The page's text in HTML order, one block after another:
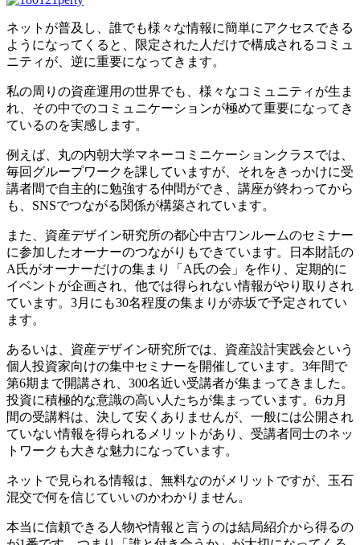
ネットが普及し、誰でも様々な情報に簡単にアクセスできる
ようになってくると、限定された人だけで構成されるコミュ
ニティが、逆に重要になってきます。
私の周りの資産運用の世界でも、様々なコミュニティが生ま
れ、その中でのコミュニケーションが極めて重要になってき
ているのを実感します。
例えば、丸の内朝大学マネーコミニケーションクラスでは、
毎回グループワークを課していますが、それをきっかけに受
講者間で自主的に勉強する仲間ができ、講座が終わってから
も、SNSでつながる関係が構築されています。
また、資産デザイン研究所の都心中古ワンルームのセミナー
に参加したオーナーのつながりもできています。日本財託の
A氏がオーナーだけの集まり「A氏の会」を作り、定期的に
イベントが企画され、他では得られない情報がやり取りされ
ています。3月にも30名程度の集まりが赤坂で予定されてい
ます。
あるいは、資産デザイン研究所では、資産設計実践会という
個人投資家向けの集中セミナーを開催しています。3年間で
第6期まで開講され、300名近い受講者が集まってきました。
投資に積極的な意識の高い人たちが集まっています。6カ月
間の受講料は、決して安くありませんが、一般には公開され
ていない情報を得られるメリットがあり、受講者同士のネッ
トワークも大きな魅力になっています。
ネットで見られる情報は、無料なのがメリットですが、玉石
混交で何を信じていいのかわかりません。
本当に信頼できる人物や情報と言うのは結局紹介から得るの